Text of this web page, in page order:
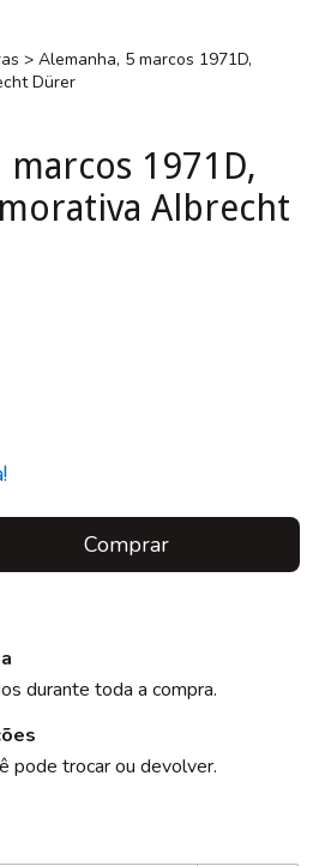
> Alemanha, 5 marcos 1971D,
Dürer
1971D,
Albrecht
durante toda a compra.
pode trocar ou devolver.